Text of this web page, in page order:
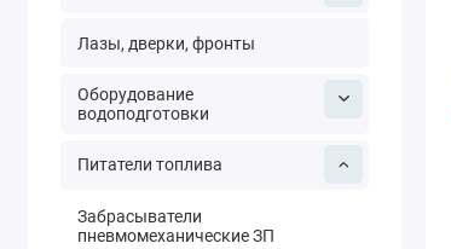
Лазы, дверки, фронты
Оборудование
водоподготовки
Питатели топлива
Забрасыватели
пневмомеханические ЗП